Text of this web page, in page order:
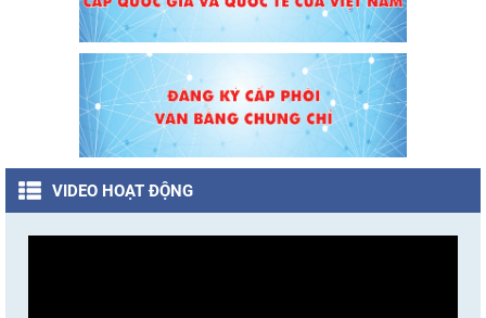
VIDEO HOẠT ĐỘNG